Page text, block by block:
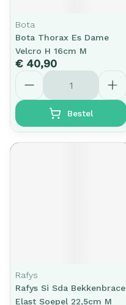
Bota
Bota Thorax Es Dame
Velcro H 16cm M
€ 40,90
Aantal
Bestel
Rafys
Rafys Si Sda Bekkenbrace
Elast Soepel 22,5cm M